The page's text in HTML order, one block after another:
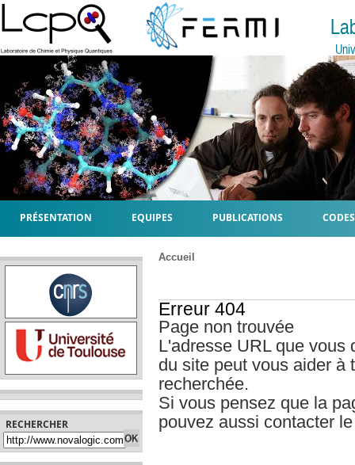
PRÉSENTATION EQUIPES PUBLICATIONS
RECHERCHER
Accueil
Erreur 404
Page non trouvée
L'adresse URL que
du site peut vous aider à
recherchée.
Si vous pensez que la
pouvez aussi contacter